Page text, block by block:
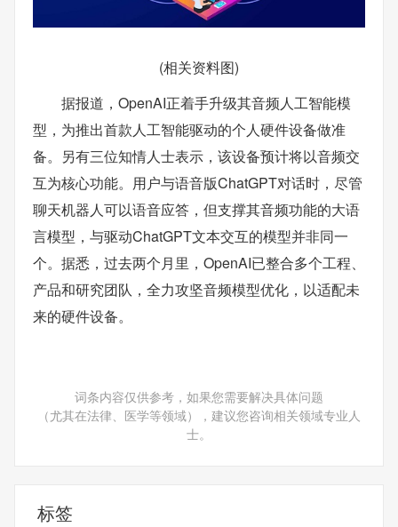
(相关资料图)
据报道，OpenAI正着手升级其音频人工智能模
型，为推出首款人工智能驱动的个人硬件设备做准
备。另有三位知情人士表示，该设备预计将以音频交
互为核心功能。用户与语音版ChatGPT对话时，尽管
聊天机器人可以语音应答，但支撑其音频功能的大语
言模型，与驱动ChatGPT文本交互的模型并非同一
个。据悉，过去两个月里，OpenAI已整合多个工程、
产品和研究团队，全力攻坚音频模型优化，以适配未
来的硬件设备。
词条内容仅供参考，如果您需要解决具体问题
（尤其在法律、医学等领域），建议您咨询相关领域专业人
士。
标签